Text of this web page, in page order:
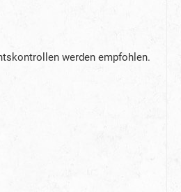
werden empfohlen.